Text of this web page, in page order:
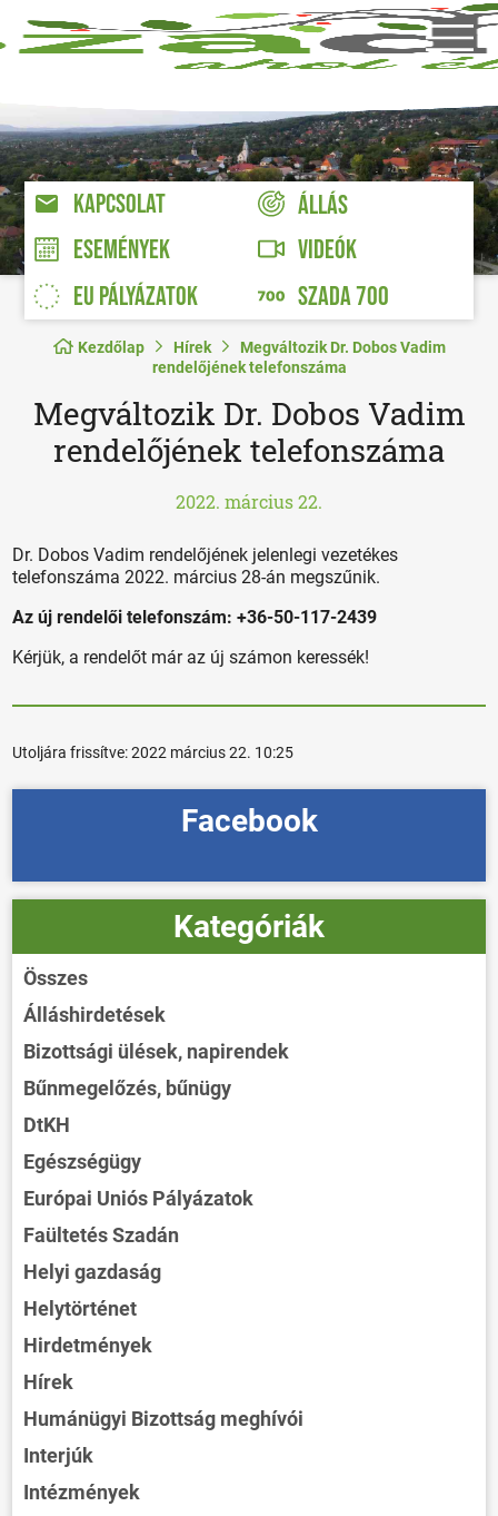
KAPCSOLAT
ÁLLÁS
ESEMÉNYEK
VIDEÓK
EU PÁLYÁZATOK
SZADA 700
Kezdőlap Hírek
Megváltozik Dr. Dobos Vadim
rendelőjének telefonszáma
Megváltozik Dr. Dobos Vadim
rendelőjének telefonszáma
2022. március 22.
Dr. Dobos Vadim rendelőjének jelenlegi vezetékes
telefonszáma 2022. március 28-án megszűnik.
Az új rendelői telefonszám: +36-50-117-2439
Kérjük, a rendelőt már az új számon keressék!
Utoljára frissítve:2022 március 22. 10:25
Facebook
Kategóriák
Összes
Álláshirdetések
Bizottsági ülések, napirendek
Bűnmegelőzés, bűnügy
DtKH
Egészségügy
Európai Uniós Pályázatok
Faültetés Szadán
Helyi gazdaság
Helytörténet
Hirdetmények
Hírek
Humánügyi Bizottság meghívói
Interjúk
Intézmények